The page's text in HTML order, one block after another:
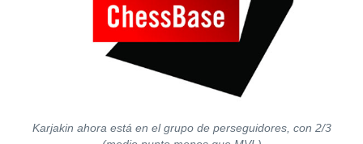
Karjakin ahora está en el grupo de perseguidores, con 2/3